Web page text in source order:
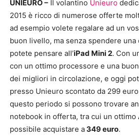
UNIEURO – Il volantino Unieuro
2015 è ricco di numerose offerte
ad esempio volete regalare ad un
buon livello, ma senza spendere una
potete pensare all’iPad Mini 2. Con
con un ottimo processore e una
dei migliori in circolazione, e oggi
presso Unieuro scontato da 299
questo periodo si possono trovare
notebook in offerta, tra cui un ottimo
possibile acquistare a 349 euro.